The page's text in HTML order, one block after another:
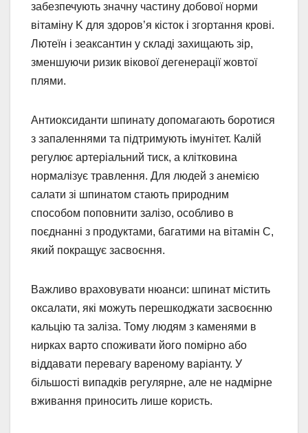
забезпечують значну частину добової норми
вітаміну K для здоров’я кісток і згортання крові.
Лютеїн і зеаксантин у складі захищають зір,
зменшуючи ризик вікової дегенерації жовтої
плями.
Антиоксиданти шпинату допомагають боротися
з запаленнями та підтримують імунітет. Калій
регулює артеріальний тиск, а клітковина
нормалізує травлення. Для людей з анемією
салати зі шпинатом стають природним
способом поповнити залізо, особливо в
поєднанні з продуктами, багатими на вітамін C,
який покращує засвоєння.
Важливо враховувати нюанси: шпинат містить
оксалати, які можуть перешкоджати засвоєнню
кальцію та заліза. Тому людям з каменями в
нирках варто споживати його помірно або
віддавати перевагу вареному варіанту. У
більшості випадків регулярне, але не надмірне
вживання приносить лише користь.